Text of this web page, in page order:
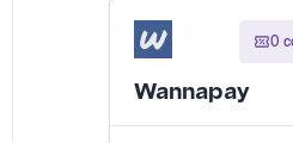
0
Wannapay